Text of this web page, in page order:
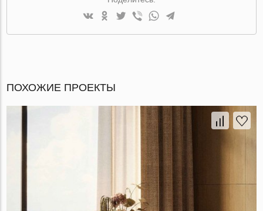
ПОХОЖИЕ ПРОЕКТЫ